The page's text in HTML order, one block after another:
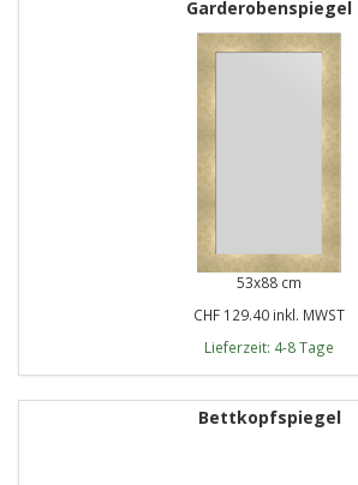
Garderobenspiegel
53x88 cm
CHF 129.40 inkl. MWST
Lieferzeit: 4-8 Tage
Bettkopfspiegel